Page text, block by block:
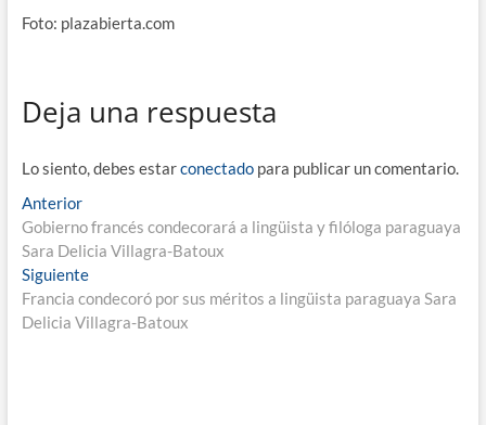
Foto: plazabierta.com
Deja una respuesta
Lo siento, debes estarconectadopara publicar un comentario.
Navegación
de
entradas
AnteriorEntrada
anterior:
Gobierno francés condecorará a lingüista y filóloga paraguaya
Sara Delicia Villagra-Batoux
SiguienteEntrada
siguiente:
Francia condecoró por sus méritos a lingüista paraguaya Sara
Delicia Villagra-Batoux